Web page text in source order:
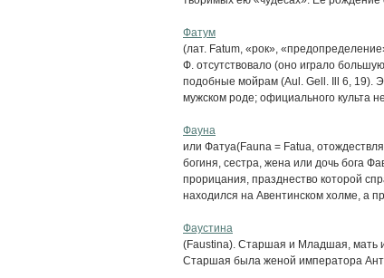
Фатум
(лат. Fatum, «рок»,
Ф. отсутствовало (оно играло
подобные мойрам (Aul. Gell. Ill 6, 19).
мужском роде; официального культа
Фауна
или Фатуа(Fauna = Fatua,
богиня, сестра, жена или дочь бога
прорицания, празднество которой
находился на Авентинском холме, а
Фаустина
(Faustina). Старшая и Младшая, мать
Старшая была женой императора